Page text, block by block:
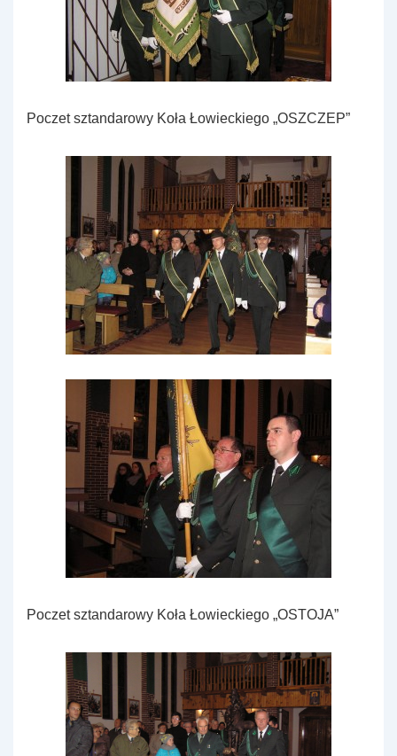
Poczet sztandarowy Koła Łowieckiego „OSZCZEP”
Poczet sztandarowy Koła Łowieckiego „OSTOJA”